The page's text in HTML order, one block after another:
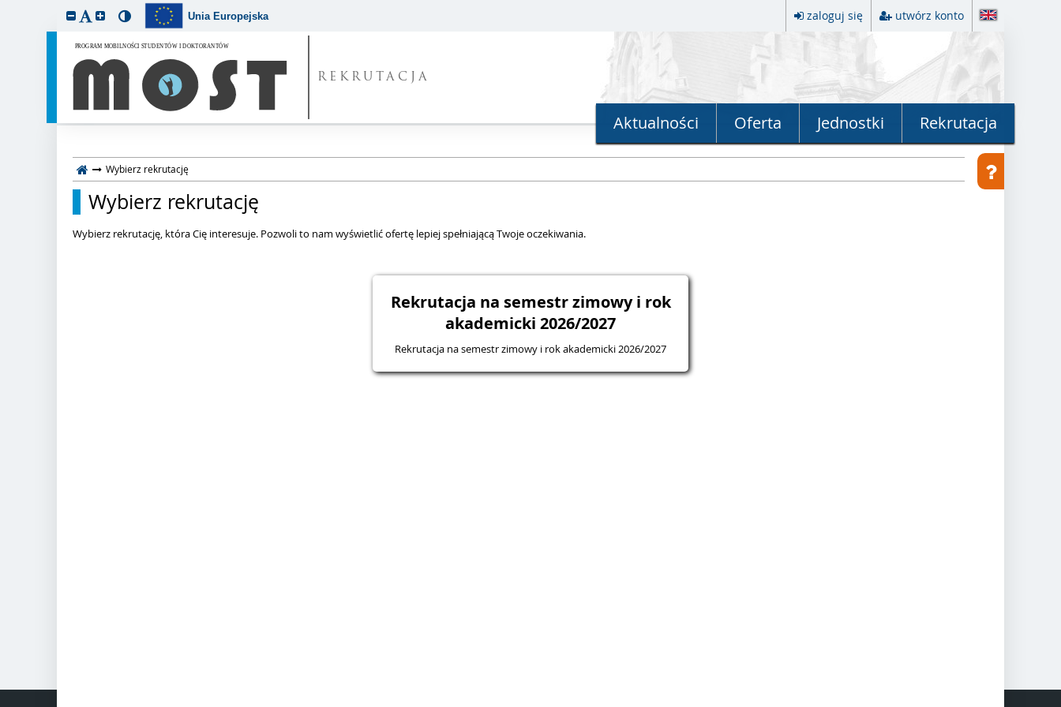
Unia Europejska zaloguj się utwórz konto
REKRUTACJA
Aktualności Oferta Jednostki Rekrutacja
Wybierz rekrutację
Wybierz rekrutację
Wybierz rekrutację, która Cię interesuje. Pozwoli to nam wyświetlić ofertę lepiej spełniającą Twoje oczekiwania.
Rekrutacja na semestr zimowy i rok
akademicki 2026/2027
Rekrutacja na semestr zimowy i rok akademicki 2026/2027